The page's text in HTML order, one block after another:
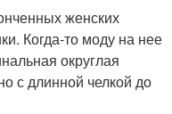
женских
Когда-то моду на нее
округлая
с длинной челкой до